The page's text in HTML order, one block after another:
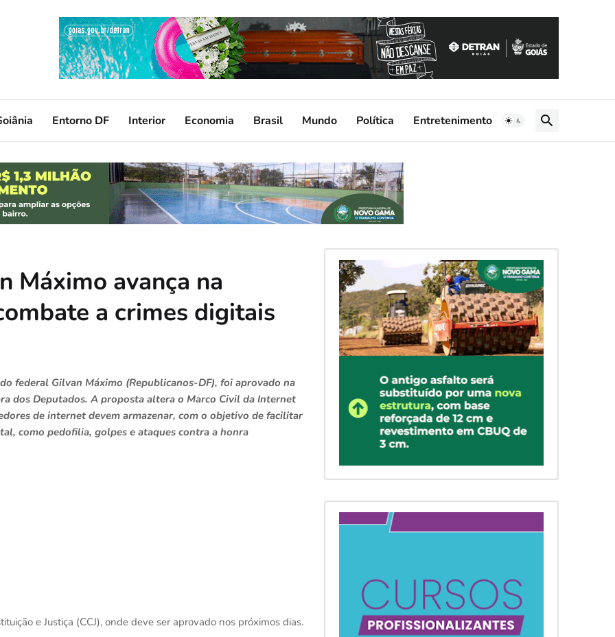
Entorno DF Interior Economia Brasil Mundo Política Entretenimento
Máximo avança na
a crimes digitais
federal Gilvan Máximo (Republicanos-DF), foi aprovado na
dos Deputados. A proposta altera o Marco Civil da Internet
de internet devem armazenar, com o objetivo de facilitar
como pedofilia, golpes e ataques contra a honra
e Justiça (CCJ), onde deve ser aprovado nos próximos dias.